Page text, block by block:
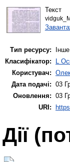
Текст
Тип ресурсу:
Інше
Класифікатор:
L
Користувач:
Дата подачі: 03
Оновлення: 03
URI:
Дії